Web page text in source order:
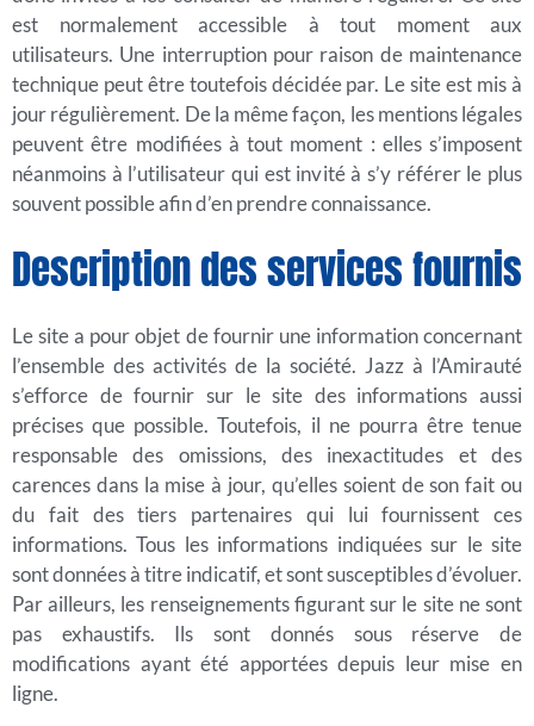
est normalement accessible à tout moment aux
utilisateurs. Une interruption pour raison de maintenance
technique peut être toutefois décidée par. Le site est mis à
jour régulièrement. De la même façon, les mentions légales
peuvent être modifiées à tout moment : elles s’imposent
néanmoins à l’utilisateur qui est invité à s’y référer le plus
souvent possible afin d’en prendre connaissance.
Description des services fournis
Le site a pour objet de fournir une information concernant
l’ensemble des activités de la société. Jazz à l’Amirauté
s’efforce de fournir sur le site des informations aussi
précises que possible. Toutefois, il ne pourra être tenue
responsable des omissions, des inexactitudes et des
carences dans la mise à jour, qu’elles soient de son fait ou
du fait des tiers partenaires qui lui fournissent ces
informations. Tous les informations indiquées sur le site
sont données à titre indicatif, et sont susceptibles d’évoluer.
Par ailleurs, les renseignements figurant sur le site ne sont
pas exhaustifs. Ils sont donnés sous réserve de
modifications ayant été apportées depuis leur mise en
ligne.